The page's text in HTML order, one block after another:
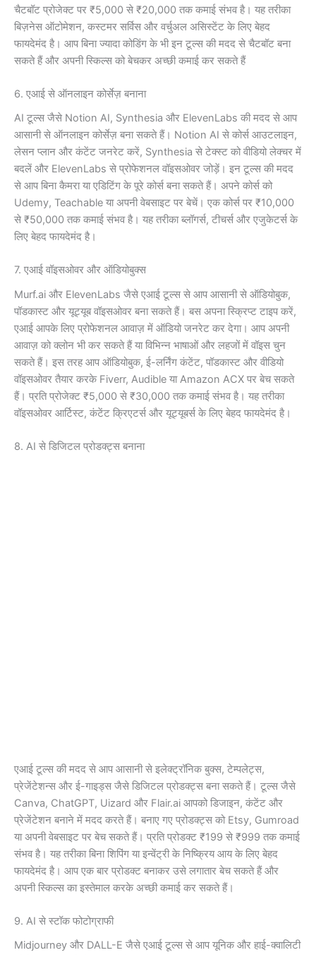
चैटबॉट प्रोजेक्ट पर ₹5,000 से ₹20,000 तक कमाई संभव है। यह तरीका
बिज़नेस ऑटोमेशन, कस्टमर सर्विस और वर्चुअल असिस्टेंट के लिए बेहद
फायदेमंद है। आप बिना ज्यादा कोडिंग के भी इन टूल्स की मदद से चैटबॉट बना
सकते हैं और अपनी स्किल्स को बेचकर अच्छी कमाई कर सकते हैं
6. एआई से ऑनलाइन कोर्सेज़ बनाना
AI टूल्स जैसे Notion AI, Synthesia और ElevenLabs की मदद से आप
आसानी से ऑनलाइन कोर्सेज़ बना सकते हैं। Notion AI से कोर्स आउटलाइन,
लेसन प्लान और कंटेंट जनरेट करें, Synthesia से टेक्स्ट को वीडियो लेक्चर में
बदलें और ElevenLabs से प्रोफेशनल वॉइसओवर जोड़ें। इन टूल्स की मदद
से आप बिना कैमरा या एडिटिंग के पूरे कोर्स बना सकते हैं। अपने कोर्स को
Udemy, Teachable या अपनी वेबसाइट पर बेचें। एक कोर्स पर ₹10,000
से ₹50,000 तक कमाई संभव है। यह तरीका ब्लॉगर्स, टीचर्स और एजुकेटर्स के
लिए बेहद फायदेमंद है।
7. एआई वॉइसओवर और ऑडियोबुक्स
Murf.ai और ElevenLabs जैसे एआई टूल्स से आप आसानी से ऑडियोबुक,
पॉडकास्ट और यूट्यूब वॉइसओवर बना सकते हैं। बस अपना स्क्रिप्ट टाइप करें,
एआई आपके लिए प्रोफेशनल आवाज़ में ऑडियो जनरेट कर देगा। आप अपनी
आवाज़ को क्लोन भी कर सकते हैं या विभिन्न भाषाओं और लहजों में वॉइस चुन
सकते हैं। इस तरह आप ऑडियोबुक, ई-लर्निंग कंटेंट, पॉडकास्ट और वीडियो
वॉइसओवर तैयार करके Fiverr, Audible या Amazon ACX पर बेच सकते
हैं। प्रति प्रोजेक्ट ₹5,000 से ₹30,000 तक कमाई संभव है। यह तरीका
वॉइसओवर आर्टिस्ट, कंटेंट क्रिएटर्स और यूट्यूबर्स के लिए बेहद फायदेमंद है।
8. AI से डिजिटल प्रोडक्ट्स बनाना
एआई टूल्स की मदद से आप आसानी से इलेक्ट्रॉनिक बुक्स, टेम्पलेट्स,
प्रेजेंटेशन्स और ई-गाइड्स जैसे डिजिटल प्रोडक्ट्स बना सकते हैं। टूल्स जैसे
Canva, ChatGPT, Uizard और Flair.ai आपको डिजाइन, कंटेंट और
प्रेजेंटेशन बनाने में मदद करते हैं। बनाए गए प्रोडक्ट्स को Etsy, Gumroad
या अपनी वेबसाइट पर बेच सकते हैं। प्रति प्रोडक्ट ₹199 से ₹999 तक कमाई
संभव है। यह तरीका बिना शिपिंग या इन्वेंट्री के निष्क्रिय आय के लिए बेहद
फायदेमंद है। आप एक बार प्रोडक्ट बनाकर उसे लगातार बेच सकते हैं और
अपनी स्किल्स का इस्तेमाल करके अच्छी कमाई कर सकते हैं।
9. AI से स्टॉक फोटोग्राफी
Midjourney और DALL-E जैसे एआई टूल्स से आप यूनिक और हाई-क्वालिटी